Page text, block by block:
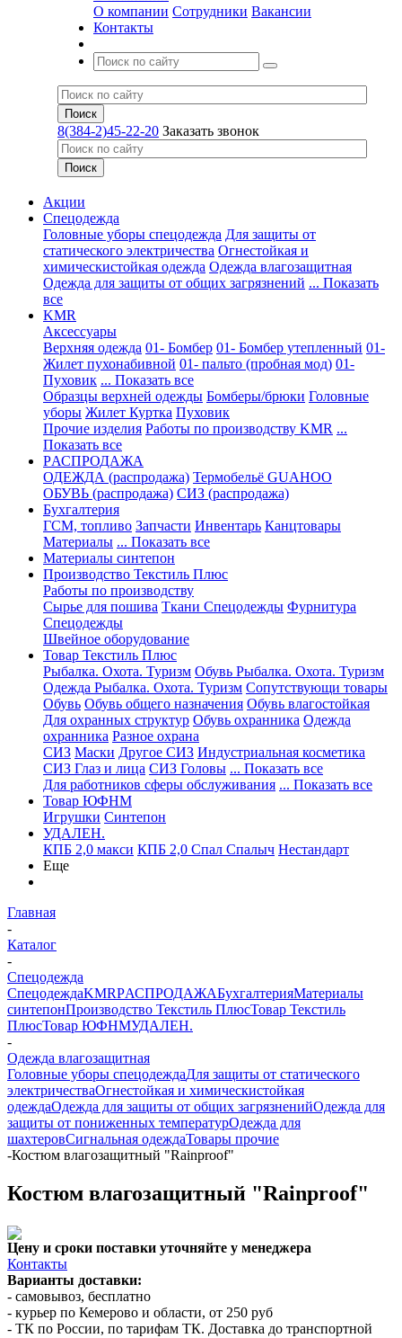
О компании Сотрудники Вакансии
Контакты
8(384-2)45-22-20 Заказать звонок
Акции
Спецодежда
Головные уборы спецодежда Для защиты от
статического электричества Огнестойкая и
химическистойкая одежда Одежда влагозащитная
Одежда для защиты от общих загрязнений ... Показать
все
KMR
Аксессуары
Верхняя одежда 01- Бомбер 01- Бомбер утепленный 01-
Жилет пухонабивной 01- пальто (пробная мод) 01-
Пуховик ... Показать все
Образцы верхней одежды Бомберы/брюки Головные
уборы Жилет Куртка Пуховик
Прочие изделия Работы по производству KMR ...
Показать все
PАСПРОДАЖА
ОДЕЖДА (распродажа) Термобельё GUAHOO
ОБУВЬ (распродажа) СИЗ (распродажа)
Бухгалтерия
ГСМ, топливо Запчасти Инвентарь Канцтовары
Материалы ... Показать все
Материалы синтепон
Производство Текстиль Плюс
Работы по производству
Сырье для пошива Ткани Спецодежды Фурнитура
Спецодежды
Швейное оборудование
Товар Текстиль Плюс
Рыбалка. Охота. Туризм Обувь Рыбалка. Охота. Туризм
Одежда Рыбалка. Охота. Туризм Сопутствующи товары
Обувь Обувь общего назначения Обувь влагостойкая
Для охранных структур Обувь охранника Одежда
охранника Разное охрана
СИЗ Маски Другое СИЗ Индустриальная косметика
СИЗ Глаз и лица СИЗ Головы ... Показать все
Для работников сферы обслуживания ... Показать все
Товар ЮФНМ
Игрушки Синтепон
УДАЛЕН.
КПБ 2,0 макси КПБ 2,0 Спал Спалыч Нестандарт
Еще
Главная
-
Каталог
-
Спецодежда
СпецодеждаKMRPАСПРОДАЖАБухгалтерияМатериалы
синтепонПроизводство Текстиль ПлюсТовар Текстиль
ПлюсТовар ЮФНМУДАЛЕН.
-
Одежда влагозащитная
Головные уборы спецодеждаДля защиты от статического
электричестваОгнестойкая и химическистойкая
одеждаОдежда для защиты от общих загрязненийОдежда для
защиты от пониженных температурОдежда для
шахтеровСигнальная одеждаТовары прочие
-Костюм влагозащитный "Rainproof"
Костюм влагозащитный "Rainproof"
Цену и сроки поставки уточняйте у менеджера
Контакты
Варианты доставки:
- самовывоз, бесплатно
- курьер по Кемерово и области, от 250 руб
- ТК по России, по тарифам ТК. Доставка до транспортной